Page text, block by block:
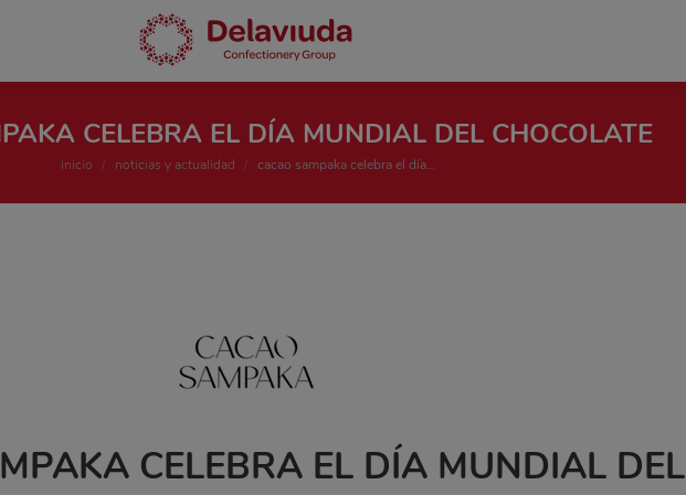
CELEBRA EL DÍA MUNDIAL DEL CHOCOLATE
Estás aquí:
inicio noticias y actualidad cacao sampaka celebra el día…
CELEBRA EL DÍA MUNDIAL DEL